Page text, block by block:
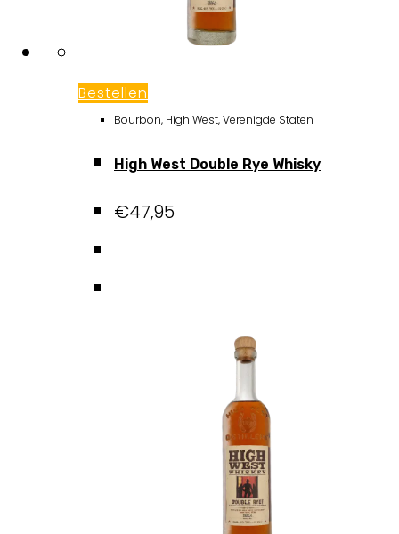
Bestellen
Bourbon, High West,Verenigde Staten
High West Double Rye Whisky
€47,95